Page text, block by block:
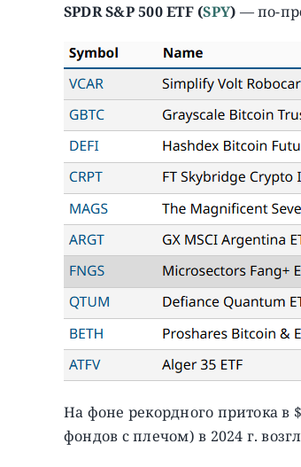
SPDR S&P 500 ETF (SPY) — по-
На фоне рекордного притока в
фондов с плечом) в 2024 г.